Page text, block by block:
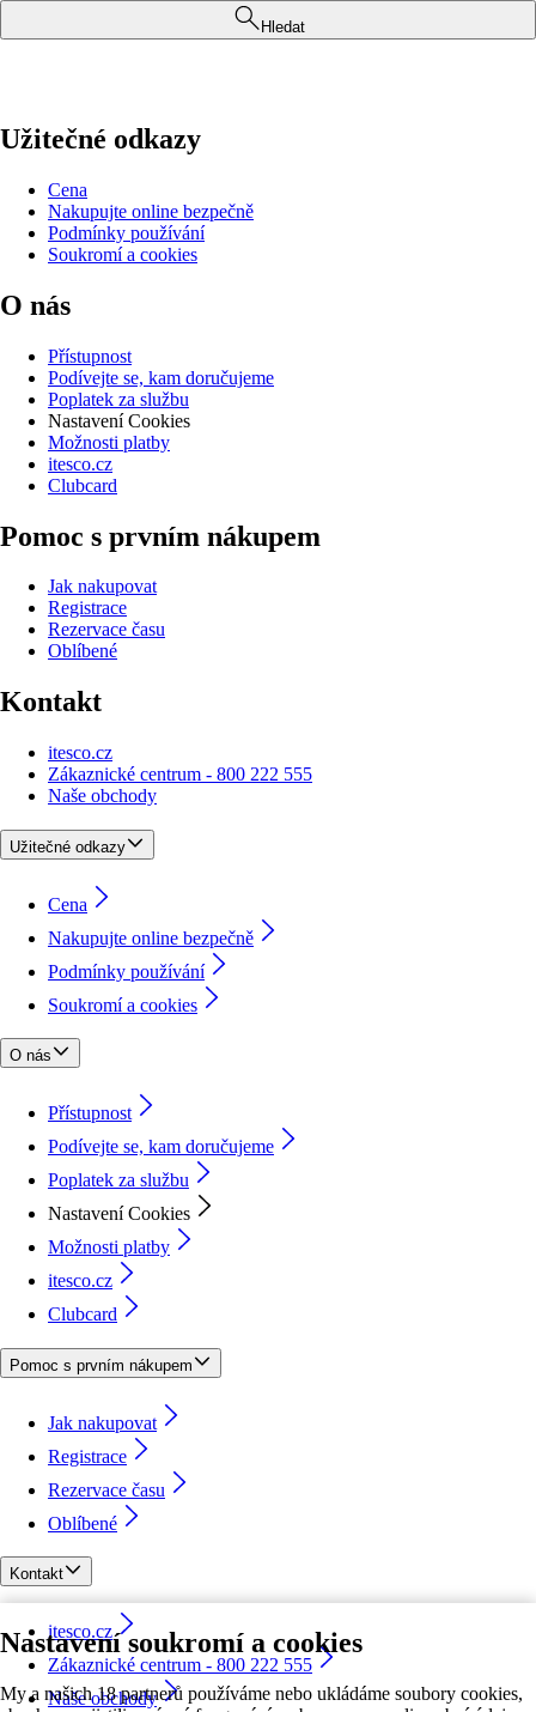
Nastavení soukromí a cookies
My a našich 18 partnerů používáme nebo ukládáme soubory cookies,
Hledat
Užitečné odkazy
Cena
Nakupujte online bezpečně
Podmínky používání
Soukromí a cookies
O nás
Přístupnost
Podívejte se, kam doručujeme
Poplatek za službu
Nastavení Cookies
Možnosti platby
itesco.cz
Clubcard
Pomoc s prvním nákupem
Jak nakupovat
Registrace
Rezervace času
Oblíbené
Kontakt
itesco.cz
Zákaznické centrum - 800 222 555
Naše obchody
Užitečné odkazy
Cena
Nakupujte online bezpečně
Podmínky používání
Soukromí a cookies
O nás
Přístupnost
Podívejte se, kam doručujeme
Poplatek za službu
Nastavení Cookies
Možnosti platby
itesco.cz
Clubcard
Pomoc s prvním nákupem
Jak nakupovat
Registrace
Rezervace času
Oblíbené
Kontakt
itesco.cz
Zákaznické centrum - 800 222 555
Naše obchody